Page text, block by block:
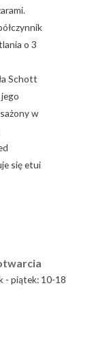
o 3
Schott
w
się etui
- piątek: 10-18